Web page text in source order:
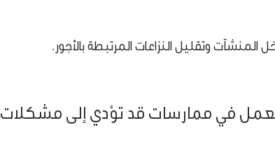
المنشآت وتقليل النزاعات المرتبطة بالأجور.
في ممارسات قد تؤدي إلى مشكلات